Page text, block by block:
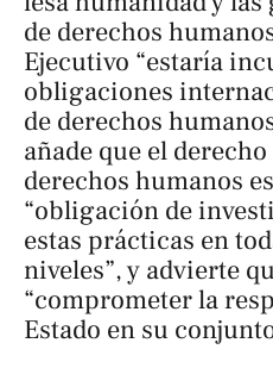
de derechos
Ejecutivo “estaría
obligaciones
de derechos
añade que el
derechos humanos
“obligación de
estas prácticas en
niveles”, y advierte
“comprometer la
Estado en su